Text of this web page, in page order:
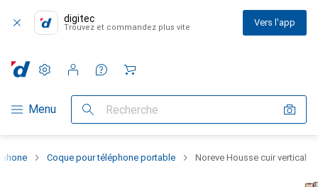
digitec
Trouvez et commandez plus vite Vers l'app
Navigation par catégorie
Menu Recherche
Paramètres
Compte client
Listes de comparaison
Listes d'envies
Panier
Coque pour téléphone portable Noreve Housse cuir vertical